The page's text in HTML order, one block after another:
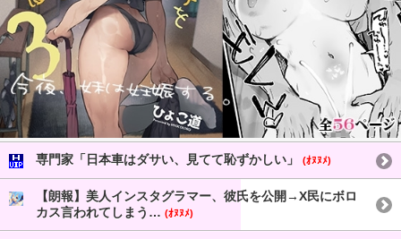
専門家「日本車はダサい、見てて恥ずかしい」 (ｵﾇﾇﾒ)
【朗報】美人インスタグラマー、彼氏を公開→X民にボロ
カス言われてしまう… (ｵﾇﾇﾒ)